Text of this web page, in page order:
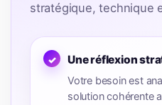
stratégique, technique
Une réflexion
Votre besoin est
solution cohérente